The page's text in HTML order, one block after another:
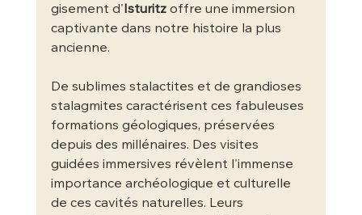
gisement d' Isturitz offre une immersion
captivante dans notre histoire la plus
ancienne.
De sublimes stalactites et de grandioses
stalagmites caractérisent ces fabuleuses
formations géologiques, préservées
depuis des millénaires. Des visites
guidées immersives révèlent l'immense
importance archéologique et culturelle
de ces cavités naturelles. Leurs